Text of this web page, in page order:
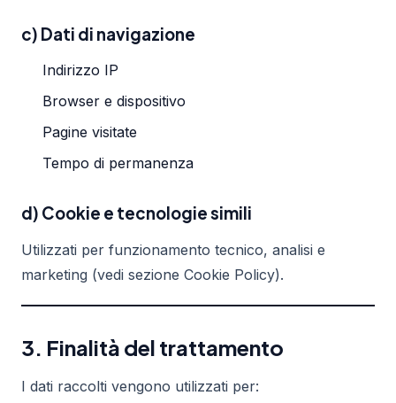
c) Dati di navigazione
Indirizzo IP
Browser e dispositivo
Pagine visitate
Tempo di permanenza
d) Cookie e tecnologie simili
Utilizzati per funzionamento tecnico, analisi e
marketing (vedi sezione Cookie Policy).
3. Finalità del trattamento
I dati raccolti vengono utilizzati per: